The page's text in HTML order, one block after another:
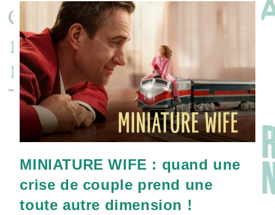
Avec
Izuka
Hoyle
Et
Eddie
Marsan
MINIATURE WIFE : quand une
crise de couple prend une
toute autre dimension !